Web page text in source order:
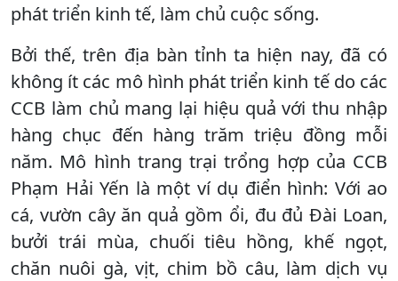
phát triển kinh tế, làm chủ cuộc sống.
Bởi thế, trên địa bàn tỉnh ta hiện nay, đã có
không ít các mô hình phát triển kinh tế do các
CCB làm chủ mang lại hiệu quả với thu nhập
hàng chục đến hàng trăm triệu đồng mỗi
năm. Mô hình trang trại trổng hợp của CCB
Phạm Hải Yến là một ví dụ điển hình: Với ao
cá, vườn cây ăn quả gồm ổi, đu đủ Đài Loan,
bưởi trái mùa, chuối tiêu hồng, khế ngọt,
chăn nuôi gà, vịt, chim bồ câu, làm dịch vụ